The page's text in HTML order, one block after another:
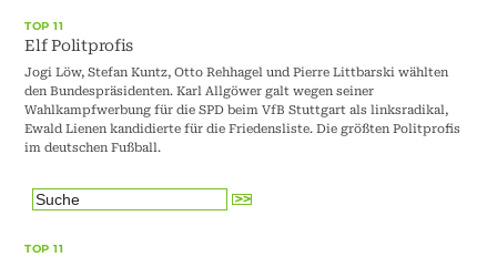
TOP 11
Elf Politprofis
Jogi Löw, Stefan Kuntz, Otto Rehhagel und Pierre Littbarski wählten
den Bundespräsidenten. Karl Allgöwer galt wegen seiner
Wahlkampfwerbung für die SPD beim VfB Stuttgart als linksradikal,
Ewald Lienen kandidierte für die Friedensliste. Die größten Politprofis
im deutschen Fußball.
TOP 11